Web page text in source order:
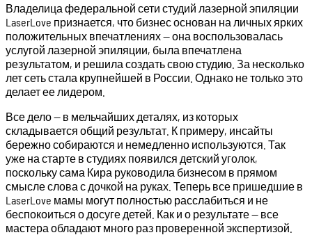
Владелица федеральной сети студий лазерной эпиляции
LaserLove признается, что бизнес основан на личных ярких
положительных впечатлениях — она воспользовалась
услугой лазерной эпиляции, была впечатлена
результатом, и решила создать свою студию. За несколько
лет сеть стала крупнейшей в России. Однако не только это
делает ее лидером.
Все дело — в мельчайших деталях, из которых
складывается общий результат. К примеру, инсайты
бережно собираются и немедленно используются. Так
уже на старте в студиях появился детский уголок,
поскольку сама Кира руководила бизнесом в прямом
смысле слова с дочкой на руках. Теперь все пришедшие в
LaserLove мамы могут полностью расслабиться и не
беспокоиться о досуге детей. Как и о результате — все
мастера обладают много раз проверенной экспертизой.